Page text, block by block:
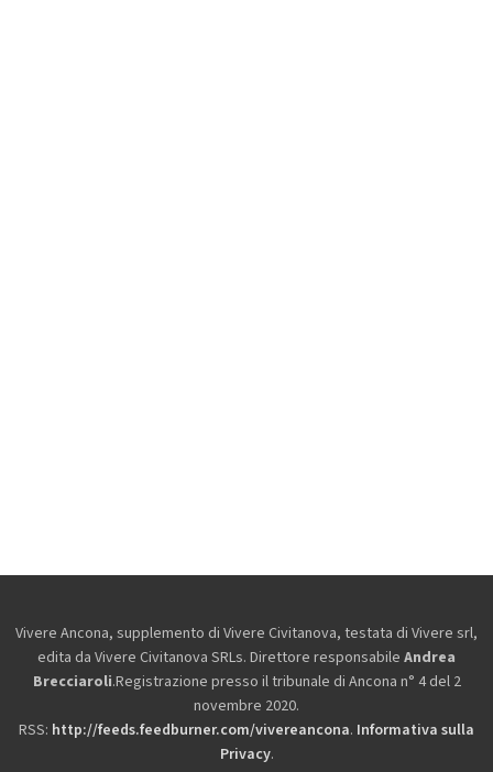
Vivere Ancona, supplemento di Vivere Civitanova, testata di Vivere srl,
edita da Vivere Civitanova SRLs. Direttore responsabile Andrea
Brecciaroli.Registrazione presso il tribunale di Ancona n° 4 del 2
novembre 2020.
RSS: http://feeds.feedburner.com/vivereancona. Informativa sulla
Privacy.